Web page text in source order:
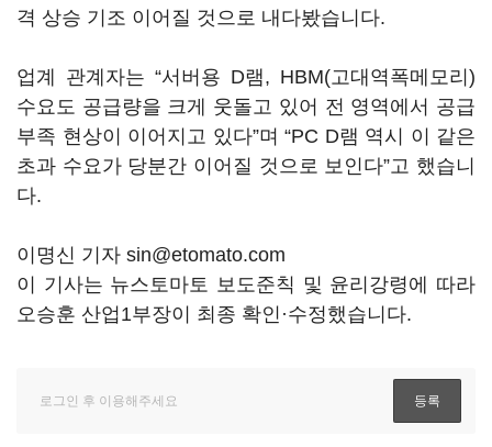
격 상승 기조 이어질 것으로 내다봤습니다.
업계 관계자는 “서버용 D램, HBM(고대역폭메모리)
수요도 공급량을 크게 웃돌고 있어 전 영역에서 공급
부족 현상이 이어지고 있다”며 “PC D램 역시 이 같은
초과 수요가 당분간 이어질 것으로 보인다”고 했습니
다.
이명신 기자 sin@etomato.com
이 기사는 뉴스토마토 보도준칙 및 윤리강령에 따라
오승훈 산업1부장이 최종 확인·수정했습니다.